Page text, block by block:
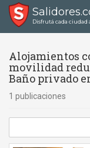
Disfrutá cada
Alojamientos
movilidad
Baño privado
1 publicaciones